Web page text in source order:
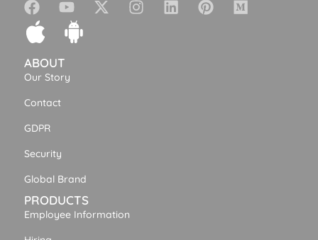
ABOUT
Our Story
Contact
GDPR
Security
Global Brand
PRODUCTS
Employee Information